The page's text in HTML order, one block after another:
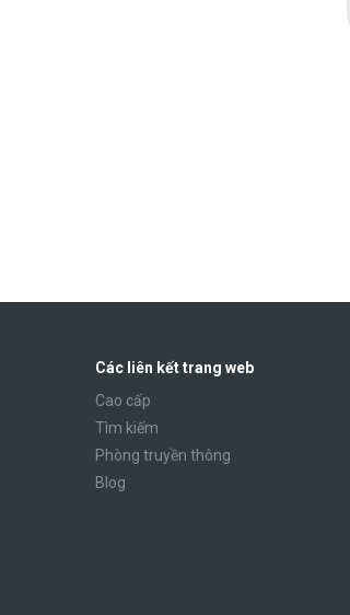
Các liên kết trang web
Cao cấp
Tìm kiếm
Phòng truyền thông
Blog